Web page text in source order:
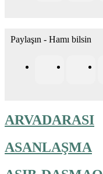
Paylaşın - Hamı bilsin
ARVADARASI
ASANLAŞMA